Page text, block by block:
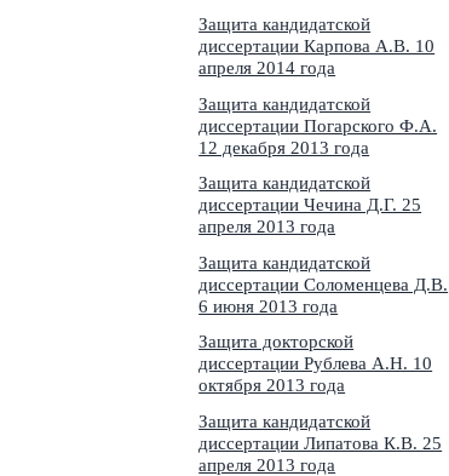
Защита кандидатской
диссертации Карпова А.В. 10
апреля 2014 года
Защита кандидатской
диссертации Погарского Ф.А.
12 декабря 2013 года
Защита кандидатской
диссертации Чечина Д.Г. 25
апреля 2013 года
Защита кандидатской
диссертации Соломенцева Д.В.
6 июня 2013 года
Защита докторской
диссертации Рублева А.Н. 10
октября 2013 года
Защита кандидатской
диссертации Липатова К.В. 25
апреля 2013 года